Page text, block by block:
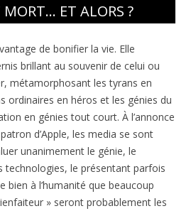
MORT… ET ALORS ?
de bonifier la vie. Elle
brillant au souvenir de celui ou
métamorphosant les tyrans en
ordinaires en héros et les génies du
en génies tout court. À l’annonce
d’Apple, les media se sont
unanimement le génie, le
technologies, le présentant parfois
bien à l’humanité que beaucoup
» seront probablement les